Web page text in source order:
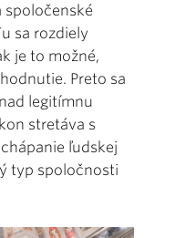
spoločenské
sa rozdiely
je to možné,
Preto sa
legitímnu
stretáva s
ľudskej
typ spoločnosti